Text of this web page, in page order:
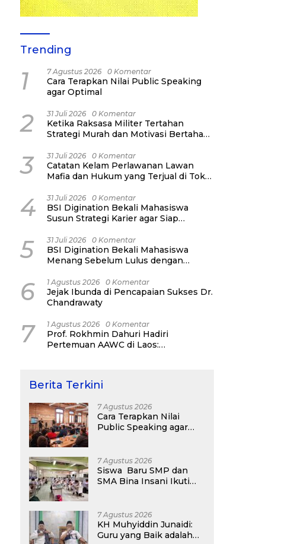
Trending
1 7 Agustus 2026 0 Komentar
Cara Terapkan Nilai Public Speaking
agar Optimal
2 31 Juli 2026 0 Komentar
Ketika Raksasa Militer Tertahan
Strategi Murah dan Motivasi Bertahan
3 31 Juli 2026 0 Komentar
Catatan Kelam Perlawanan Lawan
Mafia dan Hukum yang Terjual di Toko
4 31 Juli 2026 0 Komentar
BSI Digination Bekali Mahasiswa
Susun Strategi Karier agar Siap
5 31 Juli 2026 0 Komentar
BSI Digination Bekali Mahasiswa
Menang Sebelum Lulus dengan
6 1 Agustus 2026 0 Komentar
Jejak Ibunda di Pencapaian Sukses Dr.
Chandrawaty
7 1 Agustus 2026 0 Komentar
Prof. Rokhmin Dahuri Hadiri
Pertemuan AAWC di Laos:
Berita Terkini
7 Agustus 2026
Cara Terapkan Nilai
Public Speaking agar
7 Agustus 2026
Siswa Baru SMP dan
SMA Bina Insani Ikuti
Awal
7 Agustus 2026
KH Muhyiddin Junaidi:
Guru yang Baik adalah